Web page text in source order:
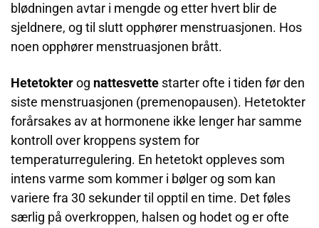
blødningen avtar i mengde og etter hvert blir de
sjeldnere, og til slutt opphører menstruasjonen. Hos
noen opphører menstruasjonen brått.
Hetetokterog nattesvette starter ofte i tiden før den
siste menstruasjonen (premenopausen). Hetetokter
forårsakes av at hormonene ikke lenger har samme
kontroll over kroppens system for
temperaturregulering. En hetetokt oppleves som
intens varme som kommer i bølger og som kan
variere fra 30 sekunder til opptil en time. Det føles
særlig på overkroppen, halsen og hodet og er ofte